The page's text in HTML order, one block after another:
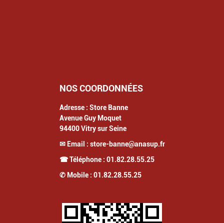
NOS COORDONNÉES
Adresse : Store Banne
Avenue Guy Moquet
94400 Vitry sur Seine
✉ Email : store-banne@anasup.fr
☎ Téléphone : 01.82.28.55.25
✆ Mobile : 01.82.28.55.25